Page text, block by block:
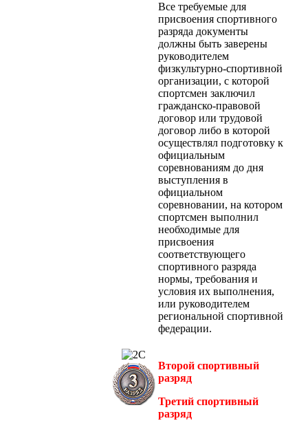
Все требуемые для
присвоения спортивного
разряда документы
должны быть заверены
руководителем
физкультурно-спортивной
организации, с которой
спортсмен заключил
гражданско-правовой
договор или трудовой
договор либо в которой
осуществлял подготовку к
официальным
соревнованиям до дня
выступления в
официальном
соревновании, на котором
спортсмен выполнил
необходимые для
присвоения
соответствующего
спортивного разряда
нормы, требования и
условия их выполнения,
или руководителем
региональной спортивной
федерации.
Второй спортивный
разряд
Третий спортивный
разряд